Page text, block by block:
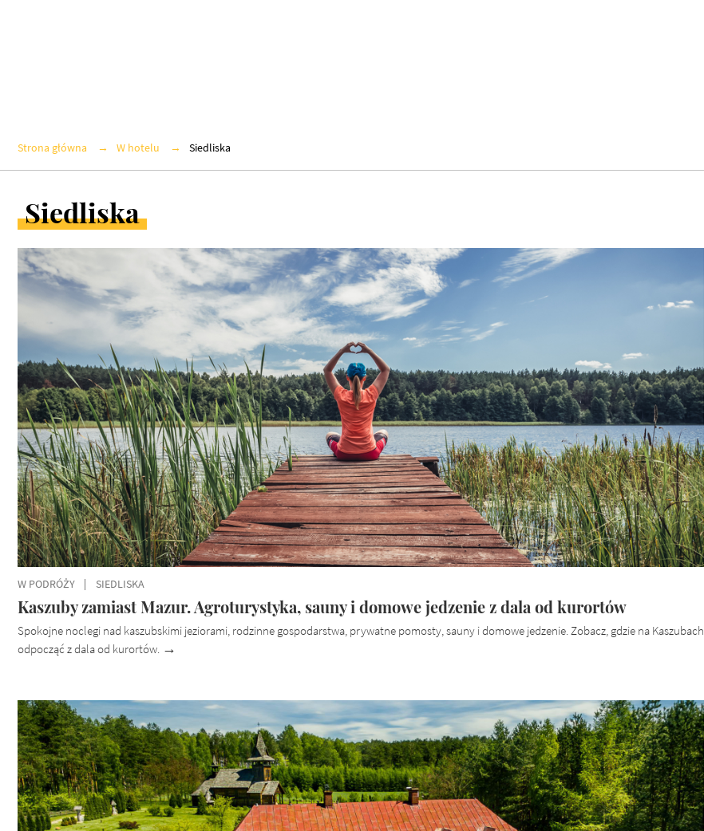
Strona główna W hotelu Siedliska
Siedliska
ARTYKUŁY
W
KATEGORII
W PODRÓŻY SIEDLISKA
Kaszuby zamiast Mazur. Agroturystyka, sauny i domowe jedzenie z dala od kurortów
Spokojne noclegi nad kaszubskimi jeziorami, rodzinne gospodarstwa, prywatne pomosty, sauny i domowe jedzenie. Zobacz, gdzie na Kaszubach
odpocząć z dala od kurortów.